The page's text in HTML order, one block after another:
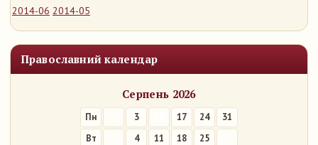
2014-06 2014-05
Православний календар
Серпень 2026
Пн 3 17 24
31
Вт
4 11 18
25